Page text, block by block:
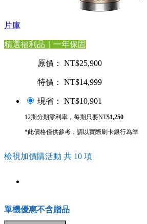
片庫
精選福利品｜一年保固
原價： NT$25,900
特價： NT$14,999
現省： NT$10,901
12期分期零利率，每期只要NT$1,250
*此價格僅供參考，請以實際刷卡銀行為準
檢視加價購活動 共 10 項
單機優惠不含贈品